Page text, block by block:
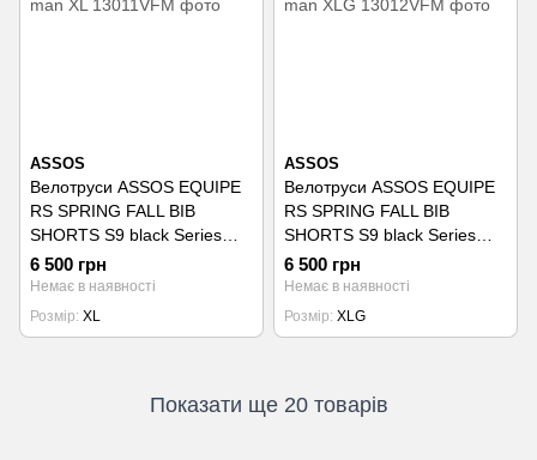
ASSOS
Велотруси ASSOS EQUIPE
RS SPRING FALL BIB
SHORTS S9 black Series
man XL
6 500 грн
Немає в наявності
Розмір XL
ASSOS
Велотруси ASSOS EQUIPE
RS SPRING FALL BIB
SHORTS S9 black Series
man XLG
6 500 грн
Немає в наявності
Розмір XLG
Показати ще 20 товарів